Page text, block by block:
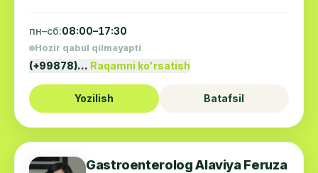
пн–сб:08:00–17:30
Hozir qabul qilmayapti
(+99878)… Raqamni ko'rsatish
Yozilish Batafsil
Gastroenterolog Alaviya Feruza